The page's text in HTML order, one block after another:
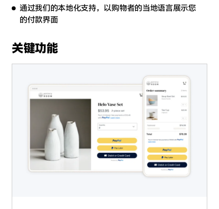
通过我们的本地化支持，以购物者的当地语言展示您
的付款界面
关键功能